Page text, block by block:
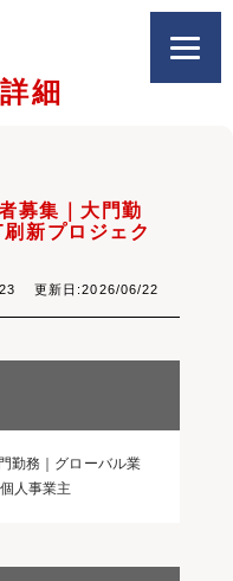
細
募集｜大門勤
新プロジェク
更新日:2026/06/22
勤務｜グローバル業
人事業主